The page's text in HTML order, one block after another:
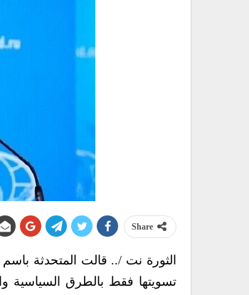
Share
الثورة نت /.. قالت المتحدثة باسم
تسويتها فقط بالطرق السياسية